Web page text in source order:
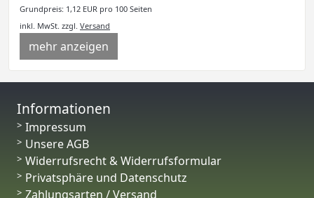
Grundpreis: 1,12 EUR pro 100 Seiten
inkl. MwSt. zzgl. Versand
mehr anzeigen
Informationen
Impressum
Unsere AGB
Widerrufsrecht & Widerrufsformular
Privatsphäre und Datenschutz
Zahlungsarten / Versand